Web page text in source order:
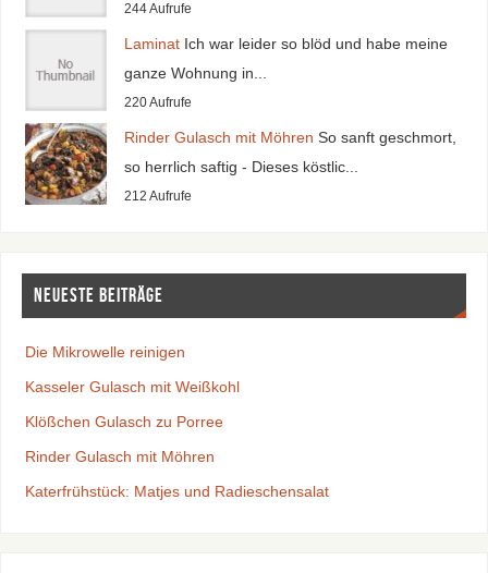
244 Aufrufe
Laminat Ich war leider so blöd und habe meine
ganze Wohnung in...
220 Aufrufe
Rinder Gulasch mit Möhren So sanft geschmort,
so herrlich saftig - Dieses köstlic...
212 Aufrufe
Neueste Beiträge
Die Mikrowelle reinigen
Kasseler Gulasch mit Weißkohl
Klößchen Gulasch zu Porree
Rinder Gulasch mit Möhren
Katerfrühstück: Matjes und Radieschensalat